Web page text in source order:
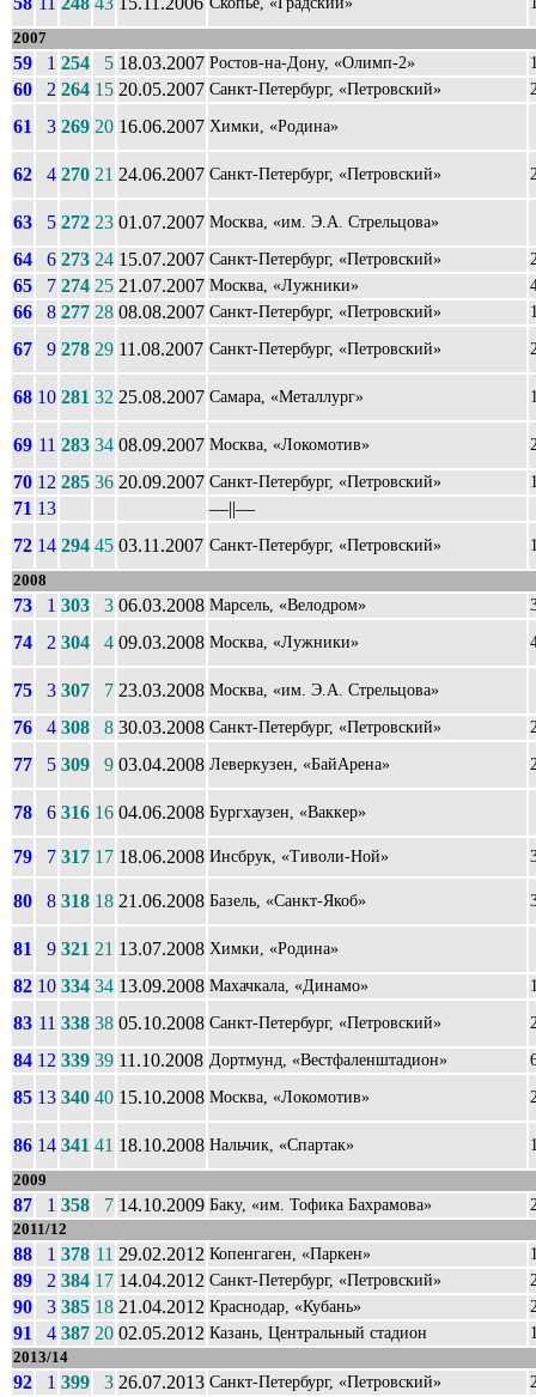
2007
59 1 254 5 18.03.2007 Ростов-на-Дону, «Олимп-2»
60 2 264 15 20.05.2007 Санкт-Петербург, «Петровский»
61 3 269 20 16.06.2007 Химки, «Родина»
62 4 270 21 24.06.2007 Санкт-Петербург, «Петровский»
63 5 272 23 01.07.2007 Москва, «им. Э.А. Стрельцова»
64 6 273 24 15.07.2007 Санкт-Петербург, «Петровский»
65 7 274 25 21.07.2007 Москва, «Лужники»
66 8 277 28 08.08.2007 Санкт-Петербург, «Петровский»
67 9 278 29 11.08.2007 Санкт-Петербург, «Петровский»
68 10 281 32 25.08.2007 Самара, «Металлург»
69 11 283 34 08.09.2007 Москва, «Локомотив»
70 12 285 36 20.09.2007 Санкт-Петербург, «Петровский»
71 13
––||––
72 14 294 45 03.11.2007 Санкт-Петербург, «Петровский»
2008
73 1 303 3 06.03.2008 Марсель, «Велодром»
74 2 304 4 09.03.2008 Москва, «Лужники»
75 3 307 7 23.03.2008 Москва, «им. Э.А. Стрельцова»
76 4 308 8 30.03.2008 Санкт-Петербург, «Петровский»
77 5 309 9 03.04.2008 Леверкузен, «БайАрена»
78 6 316 16 04.06.2008 Бургхаузен, «Ваккер»
79 7 317 17 18.06.2008 Инсбрук, «Тиволи-Ной»
80 8 318 18 21.06.2008 Базель, «Санкт-Якоб»
81 9 321 21 13.07.2008 Химки, «Родина»
82 10 334 34 13.09.2008 Махачкала, «Динамо»
83 11 338 38 05.10.2008 Санкт-Петербург, «Петровский»
84 12 339 39 11.10.2008 Дортмунд, «Вестфаленштадион»
85 13 340 40 15.10.2008 Москва, «Локомотив»
86 14 341 41 18.10.2008 Нальчик, «Спартак»
2009
87 1 358 7 14.10.2009 Баку, «им. Тофика Бахрамова»
2011/12
88 1 378 11 29.02.2012 Копенгаген, «Паркен»
89 2 384 17 14.04.2012 Санкт-Петербург, «Петровский»
90 3 385 18 21.04.2012 Краснодар, «Кубань»
91 4 387 20 02.05.2012 Казань, Центральный стадион
2013/14
92 1 399 3 26.07.2013 Санкт-Петербург, «Петровский»